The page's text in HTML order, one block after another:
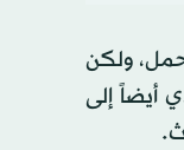
ولكن
أيضاً إلى